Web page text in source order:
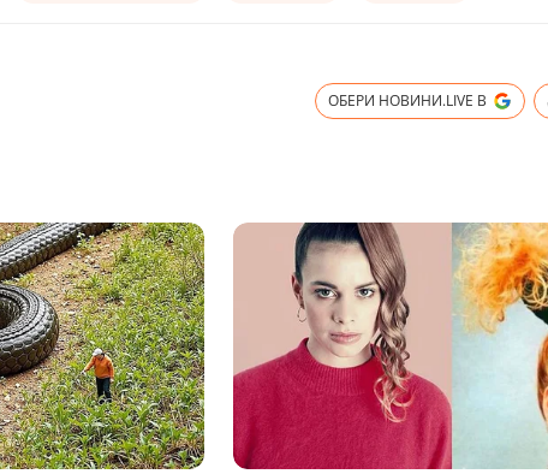
ОБЕРИ НОВИНИ.LIVE В